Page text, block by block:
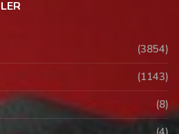
(3854)
(1143)
(8)